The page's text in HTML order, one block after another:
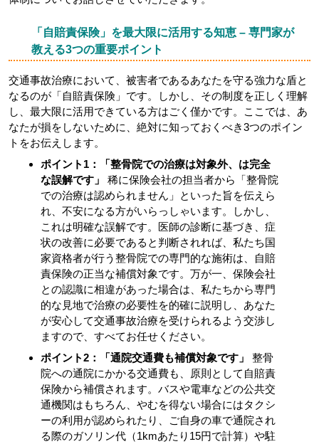
「自賠責保険」を最大限に活用する知恵 – 専門家が
教える3つの重要ポイント
交通事故治療において、被害者であるあなたを守る強力な盾と
なるのが「自賠責保険」です。しかし、その制度を正しく理解
し、最大限に活用できている方はごく僅かです。ここでは、あ
なたが損をしないために、絶対に知っておくべき3つのポイン
トをお伝えします。
ポイント1：「整骨院での治療は対象外、は完全
な誤解です」
稀に保険会社の担当者から「整骨院
での治療は認められません」といった旨を伝えら
れ、不安になる方がいらっしゃいます。しかし、
これは明確な誤解です。医師の診断に基づき、症
状の改善に必要であると判断されれば、私たち国
家資格者が行う整骨院での専門的な施術は、自賠
責保険の正当な補償対象です。万が一、保険会社
との認識に相違があった場合は、私たちから専門
的な見地で治療の必要性を的確に説明し、あなた
が安心して交通事故治療を受けられるよう交渉し
ますので、すべてお任せください。
ポイント2：「通院交通費も補償対象です」
整骨
院への通院にかかる交通費も、原則として自賠責
保険から補償されます。バスや電車などの公共交
通機関はもちろん、やむを得ない場合にはタクシ
ーの利用が認められたり、ご自身の車で通院され
る際のガソリン代（1kmあたり15円で計算）や駐